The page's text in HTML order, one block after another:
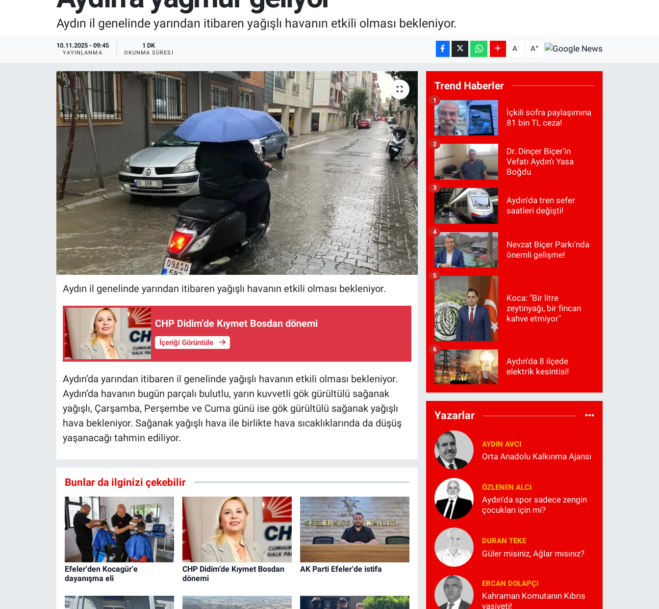
Aydın il genelinde yarından itibaren yağışlı havanın etkili olması bekleniyor.
10.11.2025 - 09:45
YAYINLANMA
1 DK
OKUNMA SÜRESI A- A+
Aydın il genelinde yarından itibaren yağışlı havanın etkili olması bekleniyor.
CHP Didim’de Kıymet Bosdan dönemi
İçeriği Görüntüle
Aydın’da yarından itibaren il genelinde yağışlı havanın etkili olması bekleniyor.
Aydın’da havanın bugün parçalı bulutlu, yarın kuvvetli gök gürültülü sağanak
yağışlı, Çarşamba, Perşembe ve Cuma günü ise gök gürültülü sağanak yağışlı
hava bekleniyor. Sağanak yağışlı hava ile birlikte hava sıcaklıklarında da düşüş
yaşanacağı tahmin ediliyor.
Bunlar da ilginizi çekebilir
Efeler'den Kocagür'e
dayanışma eli
CHP Didim’de Kıymet Bosdan
dönemi
AK Parti Efeler'de istifa
Trend Haberler
İçkili sofra paylaşımına
81 bin TL ceza!
1
Dr. Dinçer Biçer’in
Vefatı Aydın’ı Yasa
Boğdu
2
Aydın'da tren sefer
saatleri değişti!
3
Nevzat Biçer Parkı'nda
önemli gelişme!
4
Koca: "Bir litre
zeytinyağı, bir fincan
kahve etmiyor"
5
Aydın’da 8 ilçede
elektrik kesintisi!
6
Yazarlar
AYDIN AVCI
Orta Anadolu Kalkınma Ajansı
ÖZLENEN ALCI
Aydın'da spor sadece zengin
çocukları için mi?
DURAN TEKE
Güler misiniz, Ağlar mısınız?
ERCAN DOLAPÇI
Kahraman Komutanın Kıbrıs
vasiyeti!
RESMİ İLANLAR